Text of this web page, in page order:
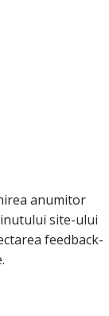
anumitor
site-ului
feedback-